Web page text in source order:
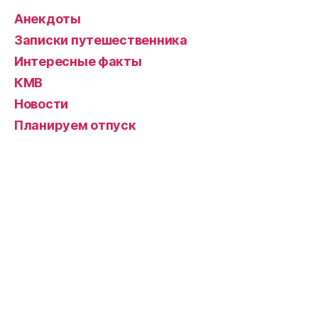
Анекдоты
Записки путешественника
Интересные факты
КМВ
Новости
Планируем отпуск